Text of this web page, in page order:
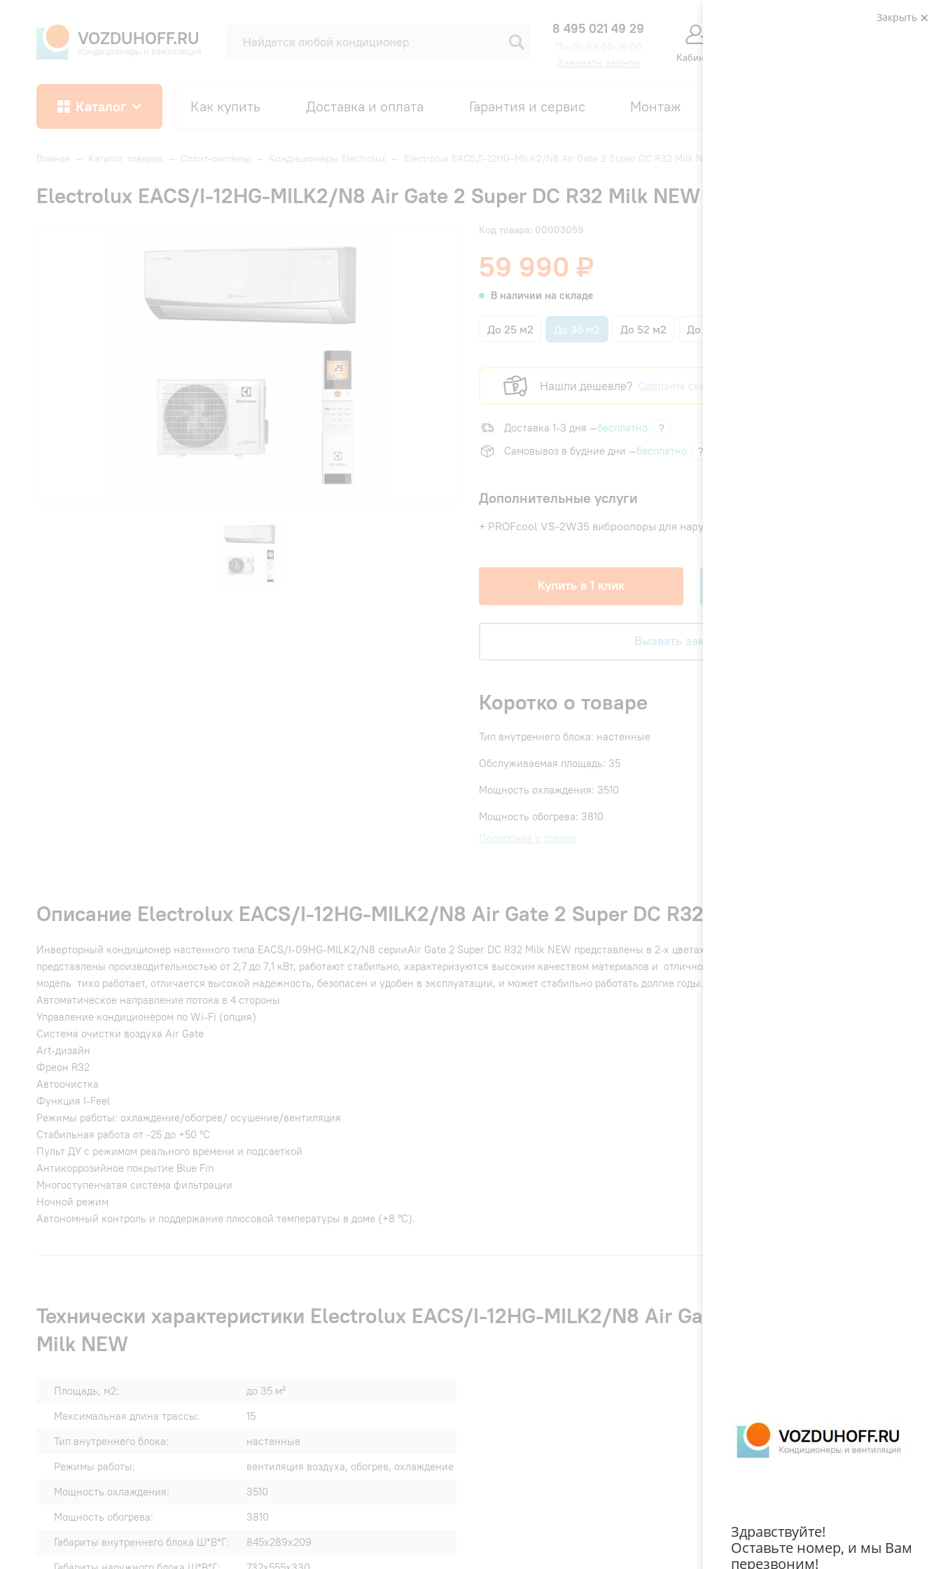
VOZDUHOFF.RU
Кондиционеры и вентиляция
8 495 021 49 29
Заказать звонок Кабинет
Каталог Как купить Доставка и оплата Гарантия и сервис Монтаж
Главная — Каталог товаров — Сплит-системы — Кондиционеры Electrolux — Electrolux EACS/I-12HG-MILK2/N8 Air Gate 2 Super DC R32 Milk NEW
Electrolux EACS/I-12HG-MILK2/N8 Air Gate 2 Super DC R32 Milk NEW
Код товара: 00003059
59 990 ₽
В наличии на складе
До 25 м2 До 35 м2 До 52 м2 До 70 м2
Нашли дешевле? Сделаем скидку!
Доставка 1-3 дня —бесплатно
?
Самовывоз в будние дни —бесплатно ?
Дополнительные услуги
+ PROFcool VS-2W35 виброопоры для наружного блока
Купить в 1 клик
Вызвать замерщика
Коротко о товаре
Тип внутреннего блока: настенные
Обслуживаемая площадь: 35
Мощность охлаждения: 3510
Мощность обогрева: 3810
Подробнее о товаре
Описание Electrolux EACS/I-12HG-MILK2/N8 Air Gate 2 Super DC R32 Milk NEW
Инверторный кондиционер настенного типа EACS/I-09HG-MILK2/N8 серииAir Gate 2 Super DC R32 Milk NEW представлены в 2-х цветах в черном и молочном цвете.Устройства
представлены производительностью от 2,7 до 7,1 кВт, работают стабильно, характеризуются высоким качеством материалов и отличной системой фильтрации.Данная
модель тихо работает, отличается высокой надежность, безопасен и удобен в эксплуатации, и может стабильно работать долгие годы.
Автоматическое направление потока в 4 стороны
Управление кондиционером по Wi-Fi (опция)
Система очистки воздуха Air Gate
Art-дизайн
Фреон R32
Автоочистка
Функция I-Feel
Режимы работы: охлаждение/обогрев/ осушение/вентиляция
Стабильная работа от -25 до +50 °C
Пульт ДУ с режимом реального времени и подсветкой
Антикоррозийное покрытие Blue Fin
Многоступенчатая система фильтрации
Ночной режим
Автономный контроль и поддержание плюсовой температуры в доме (+8 °C).
Технически характеристики Electrolux EACS/I-12HG-MILK2/N8 Air Gate 2 Super DC R32
Milk NEW
Площадь, м2:
до 35 м²
Максимальная длина трассы:
15
Тип внутреннего блока:
настенные
Режимы работы:
вентиляция воздуха, обогрев, охлаждение
Мощность охлаждения:
3510
Мощность обогрева:
3810
Габариты внутреннего блока Ш*В*Г:
845х289х209
Закрыть
Здравствуйте!
Оставьте номер, и мы Вам
перезвоним!